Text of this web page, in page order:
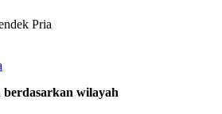
Pria
wilayah